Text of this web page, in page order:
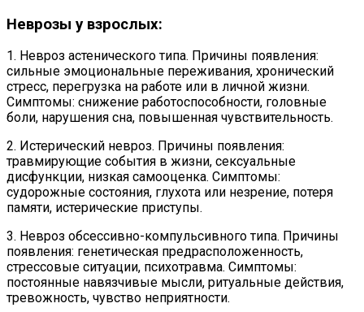
Неврозы у взрослых:
1. Невроз астенического типа. Причины появления:
сильные эмоциональные переживания, хронический
стресс, перегрузка на работе или в личной жизни.
Симптомы: снижение работоспособности, головные
боли, нарушения сна, повышенная чувствительность.
2. Истерический невроз. Причины появления:
травмирующие события в жизни, сексуальные
дисфункции, низкая самооценка. Симптомы:
судорожные состояния, глухота или незрение, потеря
памяти, истерические приступы.
3. Невроз обсессивно-компульсивного типа. Причины
появления: генетическая предрасположенность,
стрессовые ситуации, психотравма. Симптомы:
постоянные навязчивые мысли, ритуальные действия,
тревожность, чувство неприятности.